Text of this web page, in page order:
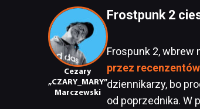
Cezary
„CZARY_MARY”
Marczewski
Frostpunk 2
Frospunk 2, wbrew
przez recenzentów
dziennikarzy, bo
od poprzednika. W